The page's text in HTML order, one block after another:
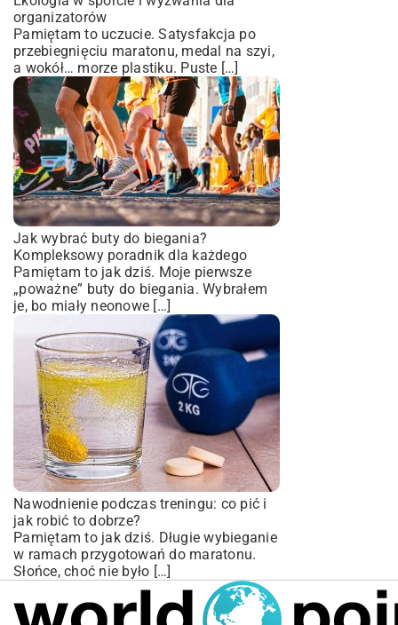
organizatorów
Pamiętam to uczucie. Satysfakcja po
przebiegnięciu maratonu, medal na szyi,
a wokół… morze plastiku. Puste […]
Jak wybrać buty do biegania?
Kompleksowy poradnik dla każdego
Pamiętam to jak dziś. Moje pierwsze
„poważne” buty do biegania. Wybrałem
je, bo miały neonowe […]
Nawodnienie podczas treningu: co pić i
jak robić to dobrze?
Pamiętam to jak dziś. Długie wybieganie
w ramach przygotowań do maratonu.
Słońce, choć nie było […]